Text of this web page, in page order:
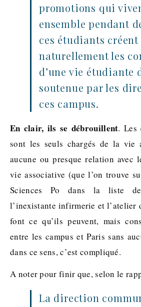
promotions qui
ensemble pendant
ces étudiants
naturellement les
d’une vie étudiante
soutenue par les
ces campus.
En clair, ils se débrouillent. Les
sont les seuls chargés de la vie
aucune ou presque relation avec
vie associative (que l’on trouve
Sciences Po dans la liste
l’inexistante infirmerie et l’atelier
font ce qu’ils peuvent, mais
entre les campus et Paris sans
dans ce sens, c’est compliqué.
A noter pour finir que, selon le
La direction